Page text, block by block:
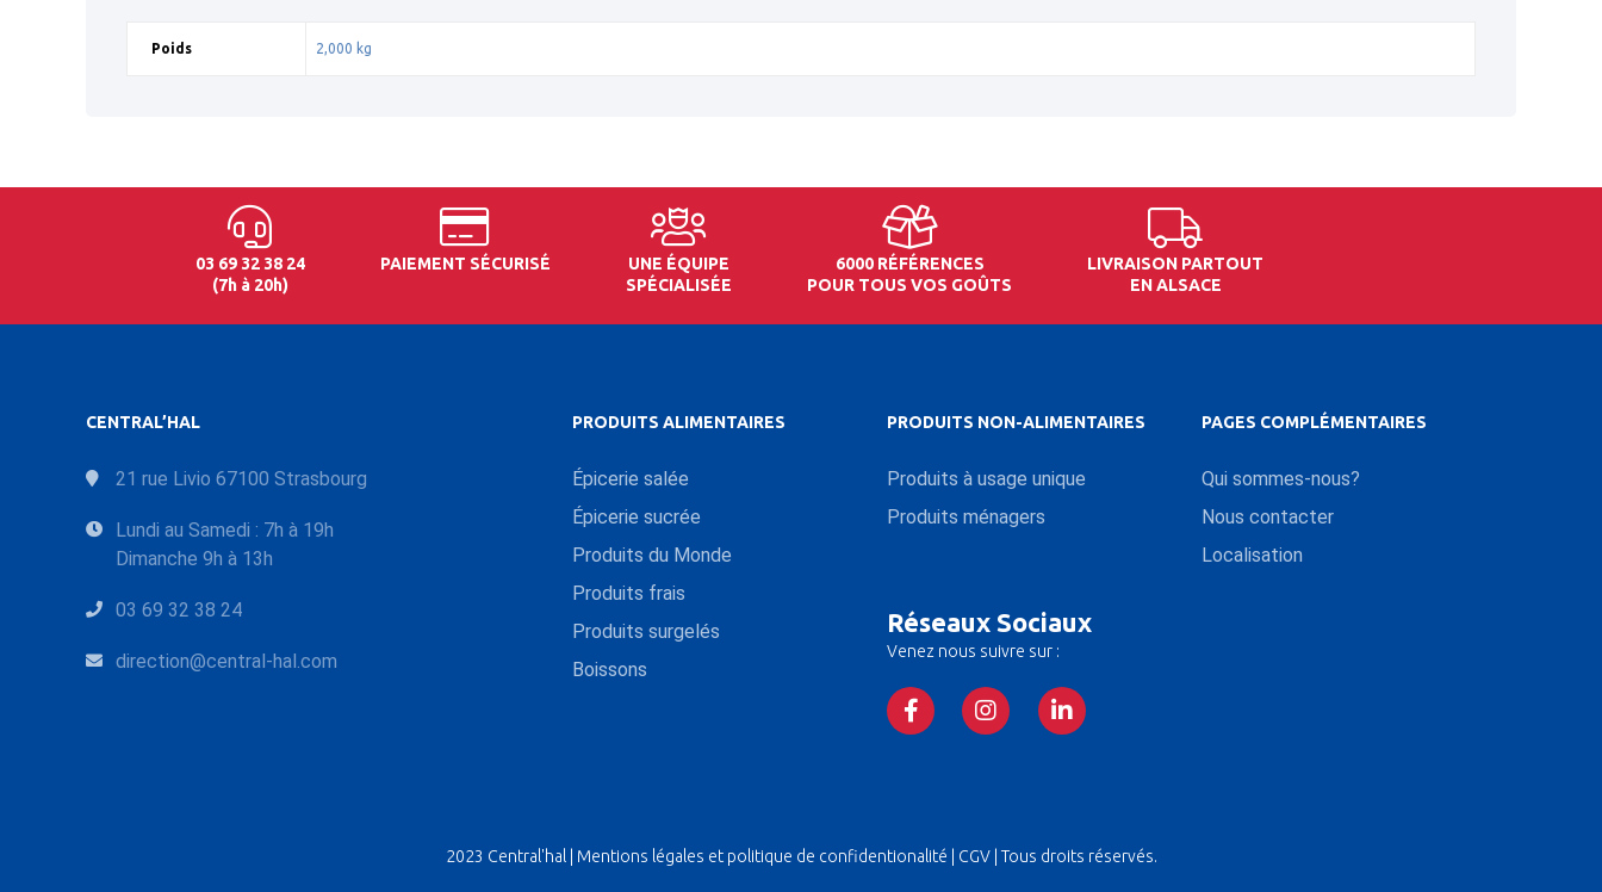
Poids 2,000 kg
03 69 32 38 24
(7h à 20h)
PAIEMENT SÉCURISÉ
UNE ÉQUIPE
SPÉCIALISÉE
6000 RÉFÉRENCES
POUR TOUS VOS GOÛTS
LIVRAISON PARTOUT
EN ALSACE
CENTRAL’HAL
21 rue Livio 67100 Strasbourg
Lundi au Samedi : 7h à 19h
Dimanche 9h à 13h
03 69 32 38 24
direction@central-hal.com
PRODUITS ALIMENTAIRES
Épicerie salée
Épicerie sucrée
Produits du Monde
Produits frais
Produits surgelés
Boissons
PRODUITS NON-ALIMENTAIRES
Produits à usage unique
Produits ménagers
Réseaux Sociaux
Venez nous suivre sur :
PAGES COMPLÉMENTAIRES
Qui sommes-nous?
Nous contacter
Localisation
2023 Central'hal | Mentions légales et politique de confidentionalité CGV | Tous droits réservés.